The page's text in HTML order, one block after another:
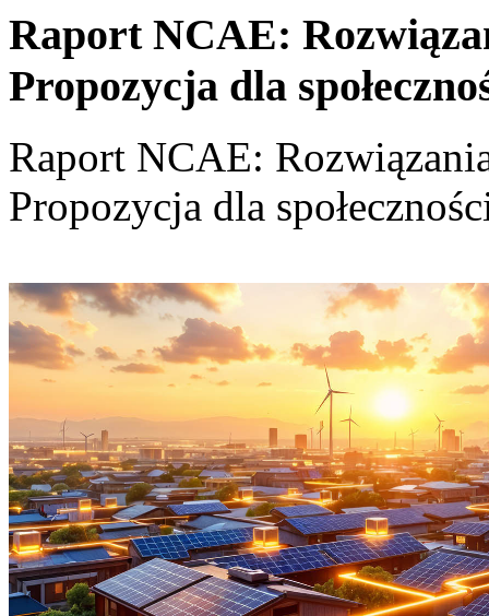
Raport NCAE:
Propozycja dla
Raport NCAE:
Propozycja dla